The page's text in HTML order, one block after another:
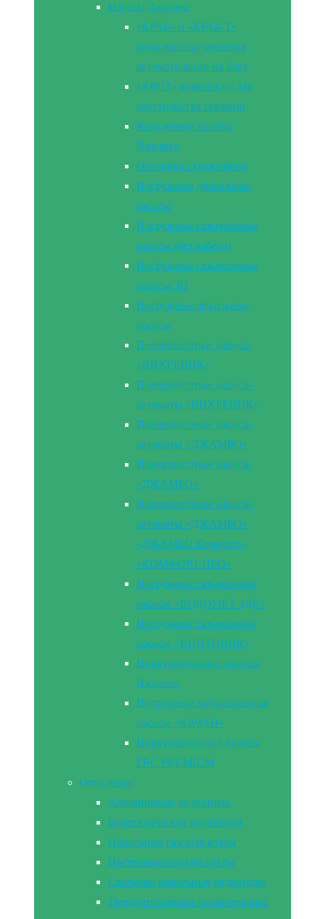
Насосы Джилекс
«КРАБ» и «КРАБ-Т»
комплексные решения
автоматизации на баке
«КРОТ» комплекты для
обустройства скважин
Колодезные насосы
Джилекс
Оголовки скважинные
Погружные дренажные
насосы
Погружные скважинные
насосы (без кабеля)
Погружные скважинные
насосы 3D
Погружные фекальные
насосы
Поверхностные насосы
«ВИХРЕВИК»
Поверхностные насосы-
автоматы «ВИХРЕВИК»
Поверхностные насосы-
автоматы «ДЖАМБО»
Поверхностные насосы
«ДЖАМБО»
Поверхностные насосы-
автоматы «ДЖАМБО»,
«ДЖАМБО Комфорт»,
«КОМФОРТ ПРО»
Погружные скважинные
насосы «ВОДОМЕТ 3ДК»
Погружные скважинные
насосы «ВИНТОВИК»
Циркуляционные насосы
Джилекс
Погружные вибрационные
насосы «КАЧАН»
Циркуляционные насосы
ГВС PREMIUM
Отопление
Алюминивые радиаторы
Биметалические радиаторы
Напольные газовые котлы
Настенные газовые котлы
Стальные панельные радиаторы
Твердотопливные отопительные